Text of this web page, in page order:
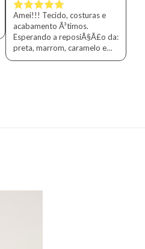
Amei!!! Tecido, costuras e
acabamento Ã³timos.
Esperando a reposiÃ§Ã£o da:
preta, marrom, caramelo e
rosa pÃ³.